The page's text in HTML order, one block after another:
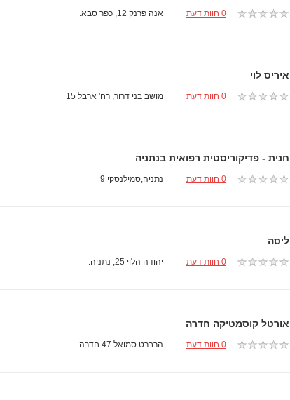
0 חוות דעת אנה פרנק 12, כפר סבא.
איריס לוי
0 חוות דעת מושב בני דרור, רח' ארבל 15
חנית - פדיקוריסטית רפואית בנתניה
0 חוות דעת נתניה,סמילנסקי 9
ליסה
0 חוות דעת יהודה הלוי 25, נתניה.
אורטל קוסמטיקה חדרה
0 חוות דעת הרברט סמואל 47 חדרה